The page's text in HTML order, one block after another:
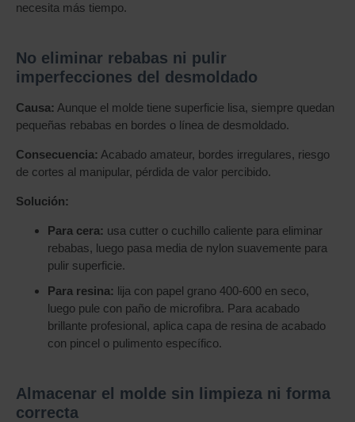
necesita más tiempo.
No eliminar rebabas ni pulir
imperfecciones del desmoldado
Causa: Aunque el molde tiene superficie lisa, siempre quedan
pequeñas rebabas en bordes o línea de desmoldado.
Consecuencia: Acabado amateur, bordes irregulares, riesgo
de cortes al manipular, pérdida de valor percibido.
Solución:
Para cera: usa cutter o cuchillo caliente para eliminar
rebabas, luego pasa media de nylon suavemente para
pulir superficie.
Para resina: lija con papel grano 400-600 en seco,
luego pule con paño de microfibra. Para acabado
brillante profesional, aplica capa de resina de acabado
con pincel o pulimento específico.
Almacenar el molde sin limpieza ni forma
correcta